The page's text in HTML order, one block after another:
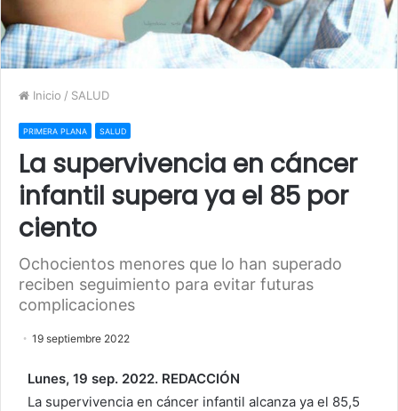
Inicio / SALUD
PRIMERA PLANA SALUD
La supervivencia en cáncer
infantil supera ya el 85 por
ciento
Ochocientos menores que lo han superado
reciben seguimiento para evitar futuras
complicaciones
19 septiembre 2022
Lunes, 19 sep. 2022. REDACCIÓN
La supervivencia en cáncer infantil alcanza ya el 85,5